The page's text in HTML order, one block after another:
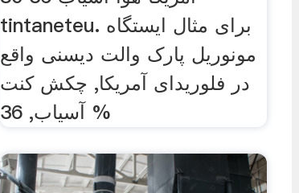
tintaneteu. برای مثال ایستگاه
مونوریل پارک والت دیسنی واقع
در فلوریدای آمریکا, چکش کنت
آسیاب, 36 %